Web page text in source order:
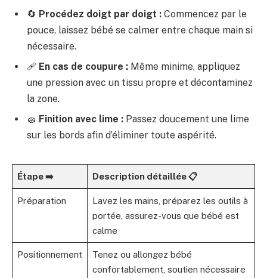
🔄 Procédez doigt par doigt : Commencez par le
pouce, laissez bébé se calmer entre chaque main si
nécessaire.
🩹 En cas de coupure : Même minime, appliquez
une pression avec un tissu propre et décontaminez
la zone.
🧽 Finition avec lime : Passez doucement une lime
sur les bords afin d’éliminer toute aspérité.
Étape ➡️ Description détaillée 📋
Préparation
Lavez les mains, préparez les outils à
portée, assurez-vous que bébé est
calme
Positionnement
Tenez ou allongez bébé
confortablement, soutien nécessaire